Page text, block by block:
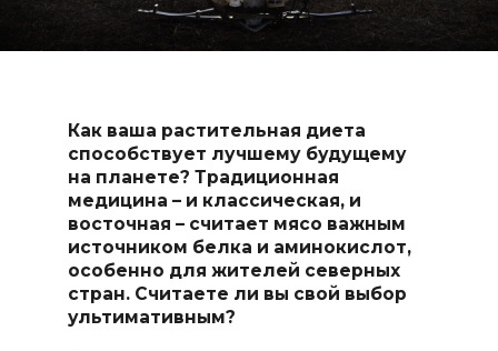
Как ваша растительная диета
способствует лучшему будущему
на планете? Традиционная
медицина – и классическая, и
восточная – считает мясо важным
источником белка и аминокислот,
особенно для жителей северных
стран. Считаете ли вы свой выбор
ультимативным?